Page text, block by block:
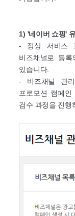
1) '네이버 쇼핑'
- 정상 서비스
비즈채널로 등
있습니다.
- 비즈채널 관
프로모션 캠페
검수 과정을 진행